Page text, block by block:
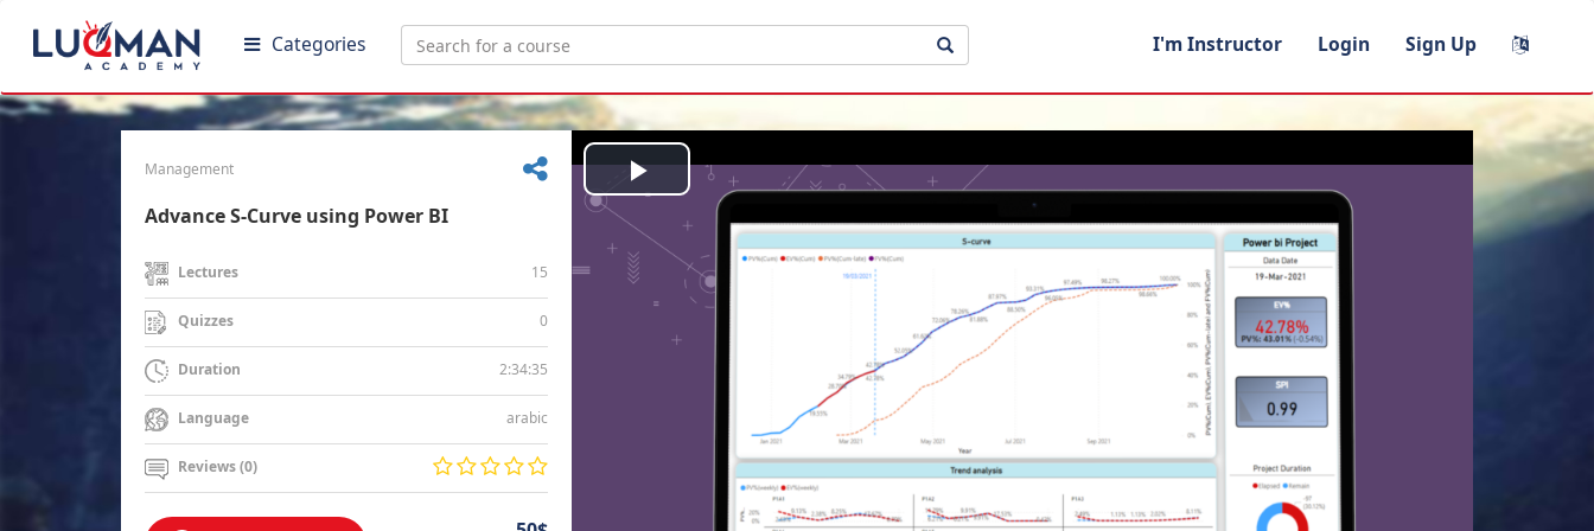
Categories I'm Instructor Login Sign Up
Management
Advance S-Curve using Power BI
Lectures 15
Quizzes 0
Duration 2:34:35
Language arabic
Reviews (0)
Play
Video